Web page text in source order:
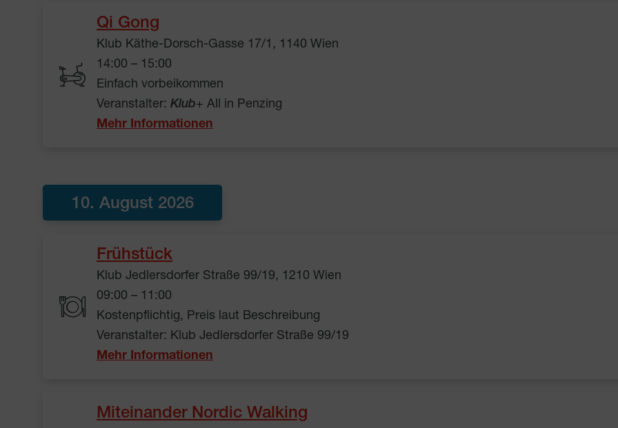
Qi Gong
Klub Käthe-Dorsch-Gasse 17/1, 1140 Wien
14:00 – 15:00
Einfach vorbeikommen
Veranstalter: Klub+ All in Penzing
Mehr Informationen
10. August 2026
Frühstück
Klub Jedlersdorfer Straße 99/19, 1210 Wien
09:00 – 11:00
Kostenpflichtig, Preis laut Beschreibung
Veranstalter: Klub Jedlersdorfer Straße 99/19
Mehr Informationen
Miteinander Nordic Walking